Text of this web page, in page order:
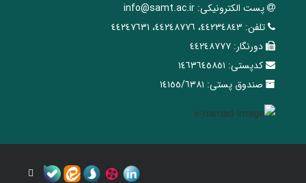
پست الکترونیکی: info@samt.ac.ir
تلفن: ٤٤٢٣٤٨٤٣، ٤٤٢٤٨٧٧٦، ٤٤٢٤٧٦٣١
دورنگار: ٤٤٢٤٨٧٧٧
کدپستی: ١٤٦٣٦٤٥٨٥١
صندوق پستی: ١٤١٥٥/٦٣٨١